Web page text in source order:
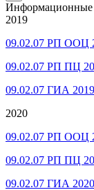
Информационные
2019
09.02.07 РП ООЦ
09.02.07 РП ПЦ
09.02.07 ГИА 2019
2020
09.02.07 РП ООЦ
09.02.07 РП ПЦ
09.02.07 ГИА 2020